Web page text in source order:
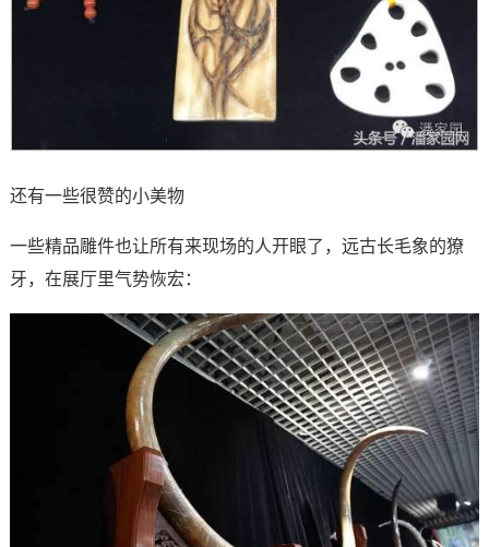
还有一些很赞的小美物
一些精品雕件也让所有来现场的人开眼了，远古长毛象的獠
牙，在展厅里气势恢宏：